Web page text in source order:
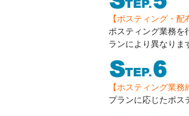
【ポスティング・配
ポスティング業務を
ランにより異なりま
【ホスティング業
プランに応じたポス